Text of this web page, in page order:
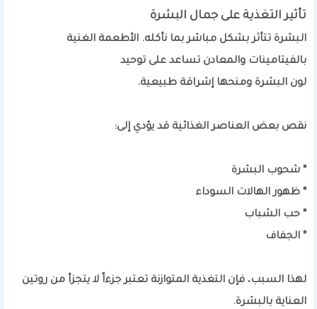
تأثير التغذية على جمال البشرة
البشرة تتأثر بشكل مباشر بما نأكله. الأطعمة الغنية
بالفيتامينات والمعادن تساعد على توحيد
لون البشرة ومنحها إشراقة طبيعية.
نقص بعض العناصر الغذائية قد يؤدي إلى:
* شحوب البشرة
* ظهور الهالات السوداء
* حب الشباب
* الجفاف
لهذا السبب، فإن التغذية المتوازنة تعتبر جزءاً لا يتجزأ من روتين
العناية بالبشرة.